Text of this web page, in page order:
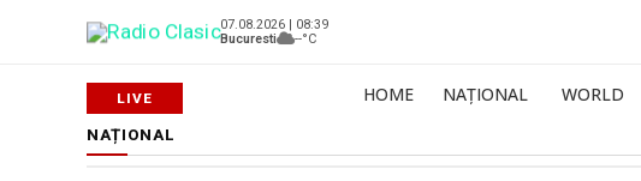
07.08.2026 | 08:39
Bucuresti
--°C
HOME NAȚIONAL WORLD
NAȚIONAL